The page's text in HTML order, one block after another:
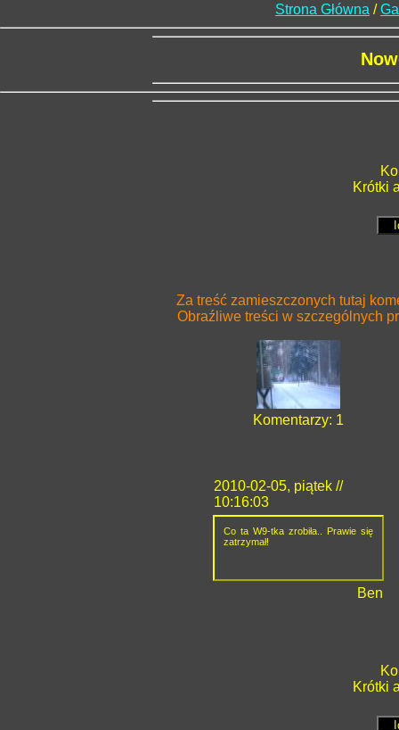
Strona Główna /
Krótki
Za treść zamieszczonych tutaj
Obraźliwe treści w szczególnych
Komentarzy: 1
2010-02-05, piątek //
10:16:03
Co ta W9-tka zrobiła.. Prawie się
zatrzymał!
Ben
Krótki